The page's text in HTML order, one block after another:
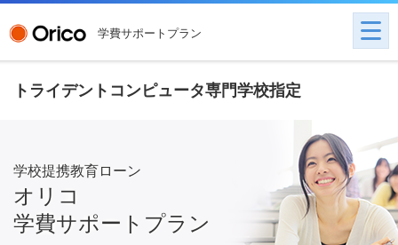
学費サポートプラン
トライデントコンピュータ専門学校指定
学校提携教育ローン
オリコ
学費サポートプラン